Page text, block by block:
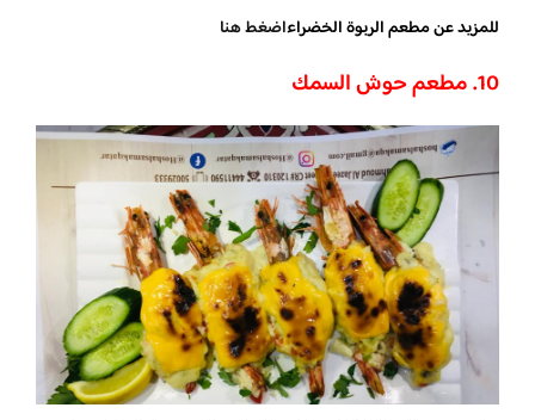
للمزيد عن مطعم الربوة الخضراءاضغط هنا
10. مطعم حوش السمك